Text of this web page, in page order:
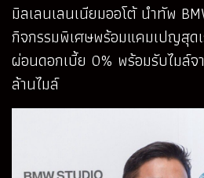
มิลเลนเลนเนียมออโต้ นำทัพ
กิจกรรมพิเศษพร้อมแคมเปญสุด
ผ่อนดอกเบี้ย 0% พร้อมรับไมล์จ
ล้านไมล์